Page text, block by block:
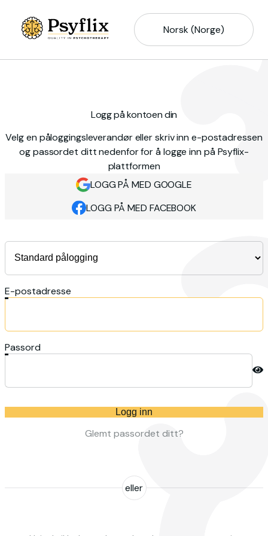
Norsk (Norge)
Logg på kontoen din
Velg en påloggingsleverandør eller skriv inn e-postadressen
og passordet ditt nedenfor for å logge inn på Psyflix-
plattformen
LOGG PÅ MED GOOGLE
LOGG PÅ MED FACEBOOK
E-postadresse
Passord
Logg inn
Glemt passordet ditt?
eller